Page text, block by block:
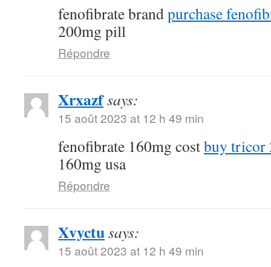
fenofibrate brandpurchase
200mg pill
Répondre
Xrxazfsays:
15 août 2023 at 12 h 49 min
fenofibrate 160mg costbuy tricor
160mg usa
Répondre
Xvyctusays:
15 août 2023 at 12 h 49 min